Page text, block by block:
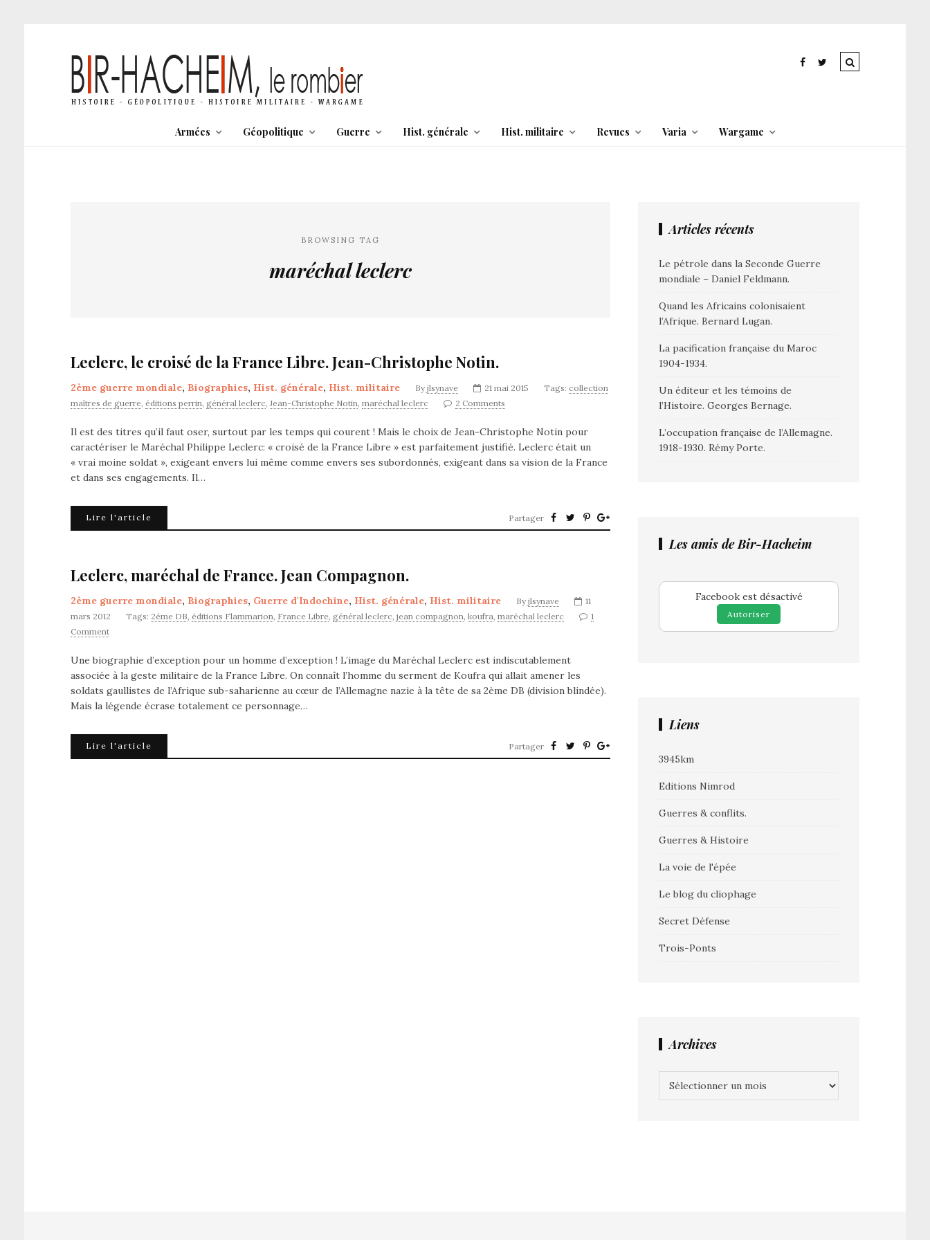
Armées Géopolitique Guerre Hist. générale Hist. militaire Revues Varia Wargame
BROWSING TAG
maréchal leclerc
Leclerc, le croisé de la France Libre. Jean-Christophe Notin.
2ème guerre mondiale, Biographies, Hist. générale, Hist. militaire By jlsynave 21 mai 2015 Tags: collection
maîtres de guerre, éditions perrin, général leclerc,Jean-Christophe Notin, maréchal leclerc 2 Comments
Il est des titres qu’il faut oser, surtout par les temps qui courent ! Mais le choix de Jean-Christophe Notin pour
caractériser le Maréchal Philippe Leclerc: « croisé de la France Libre » est parfaitement justifié. Leclerc était un
« vrai moine soldat », exigeant envers lui même comme envers ses subordonnés, exigeant dans sa vision de la France
et dans ses engagements. Il…
Lire l'article Partager
Leclerc, maréchal de France. Jean Compagnon.
2ème guerre mondiale, Biographies, Guerre d'Indochine, Hist. générale, Hist. militaire By jlsynave
11
mars 2012
Tags: 2ème DB, éditions Flammarion, France Libre, général leclerc, jean compagnon, koufra, maréchal leclerc
1
Comment
Une biographie d’exception pour un homme d’exception ! L’image du Maréchal Leclerc est indiscutablement
associée à la geste militaire de la France Libre. On connaît l’homme du serment de Koufra qui allait amener les
soldats gaullistes de l’Afrique sub-saharienne au cœur de l’Allemagne nazie à la tête de sa 2ème DB (division blindée).
Mais la légende écrase totalement ce personnage…
Lire l'article Partager
Articles récents
Le pétrole dans la Seconde Guerre
mondiale – Daniel Feldmann.
Quand les Africains colonisaient
l’Afrique. Bernard Lugan.
La pacification française du Maroc
1904-1934.
Un éditeur et les témoins de
l’Histoire. Georges Bernage.
L’occupation française de l’Allemagne.
1918-1930. Rémy Porte.
Les amis de Bir-Hacheim
Facebook est désactivé
Autoriser
Liens
3945km
Editions Nimrod
Guerres & conflits.
Guerres & Histoire
La voie de l'épée
Le blog du cliophage
Secret Défense
Trois-Ponts
Archives